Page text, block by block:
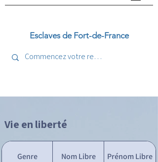
Esclaves de Fort-de-France
Vie en liberté
Genre Nom Libre Prénom Libre